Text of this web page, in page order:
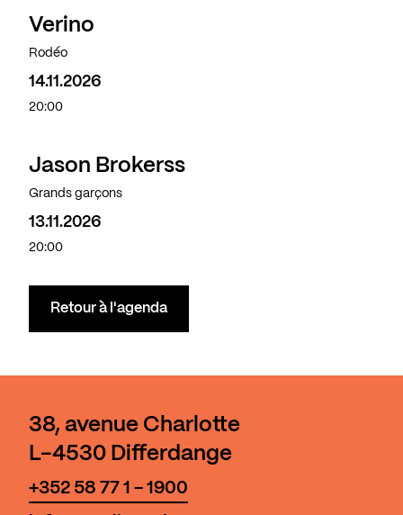
Verino
Rodéo
14.11.2026
20:00
Jason Brokerss
Grands garçons
13.11.2026
20:00
Retour à l'agenda
38, avenue Charlotte
L-4530 Differdange
+352 58 77 1 - 1900